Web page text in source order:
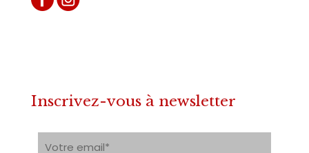
Inscrivez-vous à newsletter